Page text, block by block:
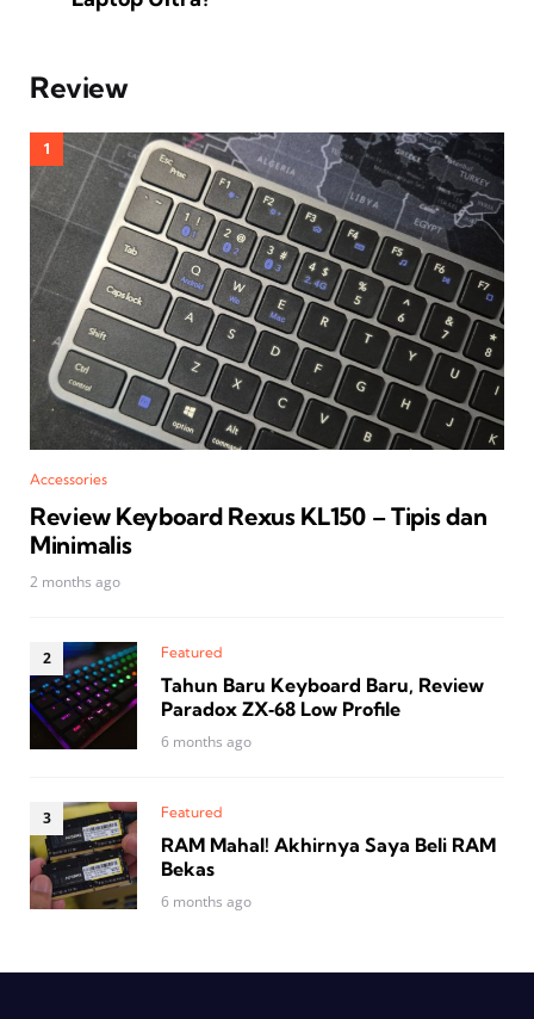
Review
Accessories
Review Keyboard Rexus KL150 – Tipis dan
Minimalis
2 months ago
Featured
Tahun Baru Keyboard Baru, Review
Paradox ZX‑68 Low Profile
6 months ago
Featured
RAM Mahal! Akhirnya Saya Beli RAM
Bekas
6 months ago